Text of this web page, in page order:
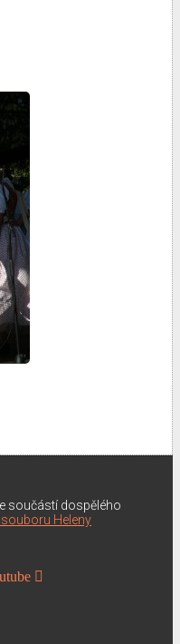
součástí dospělého
Heleny